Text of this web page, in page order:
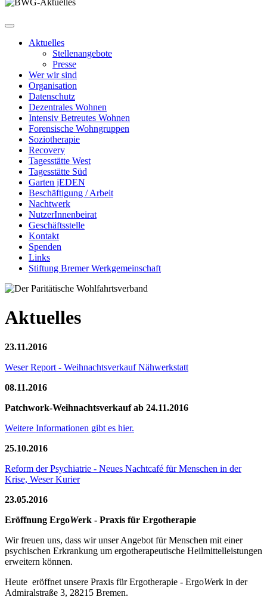
Aktuelles
Stellenangebote
Presse
Wer wir sind
Organisation
Datenschutz
Dezentrales Wohnen
Intensiv Betreutes Wohnen
Forensische Wohngruppen
Soziotherapie
Recovery
Tagesstätte West
Tagesstätte Süd
Garten jEDEN
Beschäftigung / Arbeit
Nachtwerk
NutzerInnenbeirat
Geschäftsstelle
Kontakt
Spenden
Links
Stiftung Bremer Werkgemeinschaft
Aktuelles
23.11.2016
Weser Report - Weihnachtsverkauf Nähwerkstatt
08.11.2016
Patchwork-Weihnachtsverkauf ab 24.11.2016
Weitere Informationen gibt es hier.
25.10.2016
Reform der Psychiatrie - Neues Nachtcafé für Menschen in der
Krise, Weser Kurier
23.05.2016
Eröffnung ErgoWerk - Praxis für Ergotherapie
Wir freuen uns, dass wir unser Angebot für Menschen mit einer
psychischen Erkrankung um ergotherapeutische Heilmittelleistungen
erweitern können.
Heute eröffnet unsere Praxis für Ergotherapie - ErgoWerk in der
Admiralstraße 3, 28215 Bremen.